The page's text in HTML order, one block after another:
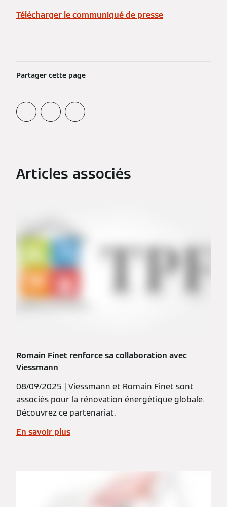
Télécharger le communiqué de presse
Partager cette page
Articles associés
Romain Finet renforce sa collaboration avec
Viessmann
08/09/2025 | Viessmann et Romain Finet sont
associés pour la rénovation énergétique globale.
Découvrez ce partenariat.
En savoir plus